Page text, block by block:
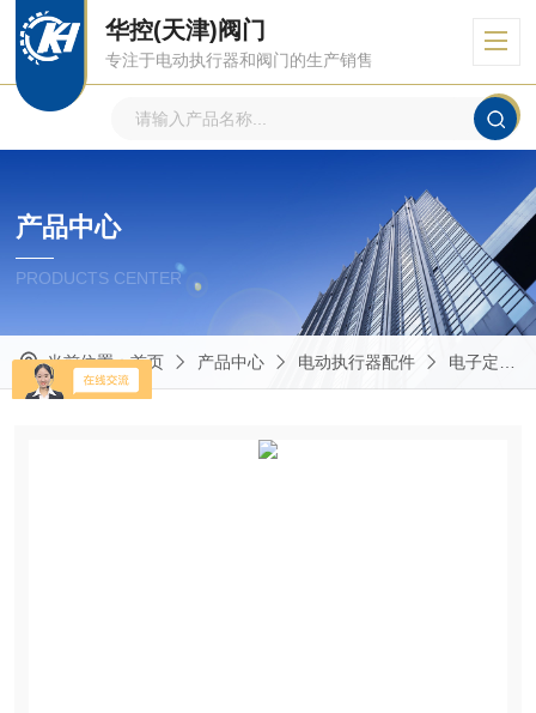
华控(天津)阀门
专注于电动执行器和阀门的生产销售
产品中心
PRODUCTS CENTER
当前位置：首页 产品中心 电动执行器配件 电子定位模块